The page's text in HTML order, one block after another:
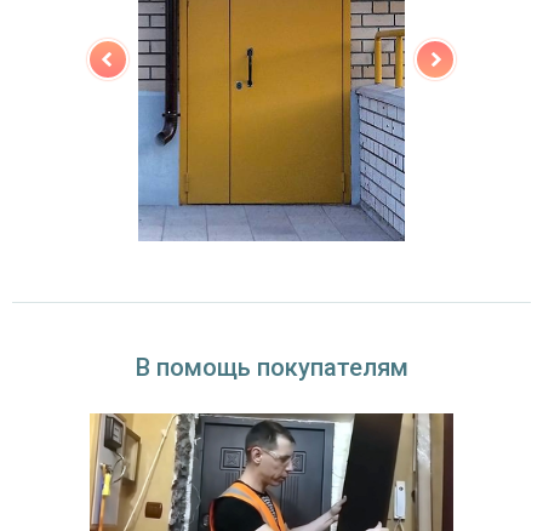
В помощь покупателям